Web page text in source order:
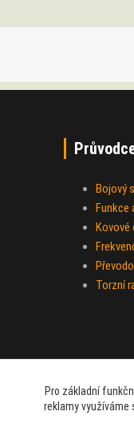
Bojový
Funkce
Kovové
Torzní
Pro základní
reklamy